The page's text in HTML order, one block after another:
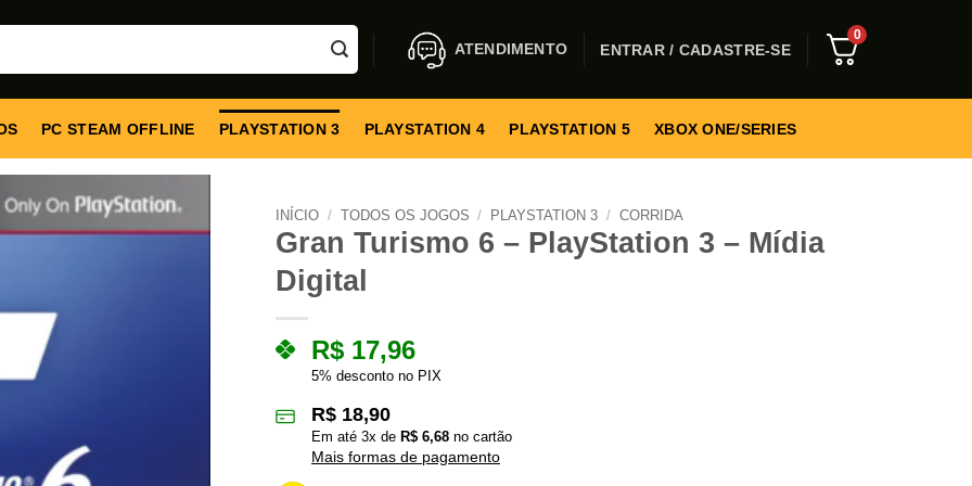
ATENDIMENTO ENTRAR / CADASTRE-SE
0
PC STEAM OFFLINE PLAYSTATION 3 PLAYSTATION 4 PLAYSTATION 5 XBOX ONE/SERIES
INÍCIO / TODOS OS JOGOS / PLAYSTATION 3 / CORRIDA
Gran Turismo 6 – PlayStation 3 – Mídia
Digital
R$ 17,96
5% desconto no PIX
R$ 18,90
Em até 3x de R$ 6,68 no cartão
Mais formas de pagamento